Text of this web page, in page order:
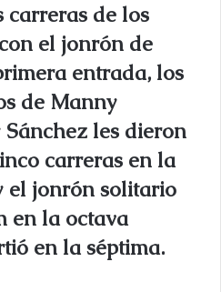
carreras de los
el jonrón de
entrada, los
de Manny
les dieron
carreras en la
el jonrón solitario
en la octava
en la séptima.